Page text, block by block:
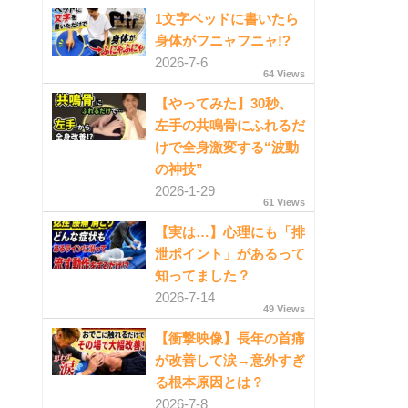
1文字ベッドに書いたら
身体がフニャフニャ!?
2026-7-6
64 Views
【やってみた】30秒、
左手の共鳴骨にふれるだ
けで全身激変する“波動
の神技”
2026-1-29
61 Views
【実は…】心理にも「排
泄ポイント」があるって
知ってました？
2026-7-14
49 Views
【衝撃映像】長年の首痛
が改善して涙→意外すぎ
る根本原因とは？
2026-7-8